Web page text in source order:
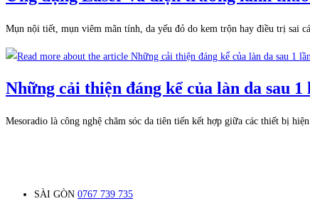
Mụn nội tiết, mụn viêm mãn tính, da yếu đỏ do kem trộn hay điều trị sai
Những cải thiện đáng kể của làn da sau
Mesoradio là công nghệ chăm sóc da tiên tiến kết hợp giữa các thiết bị
SÀI GÒN 0767 739 735